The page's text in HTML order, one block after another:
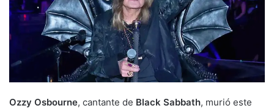
Ozzy Osbourne, cantante de Black Sabbath, murió este